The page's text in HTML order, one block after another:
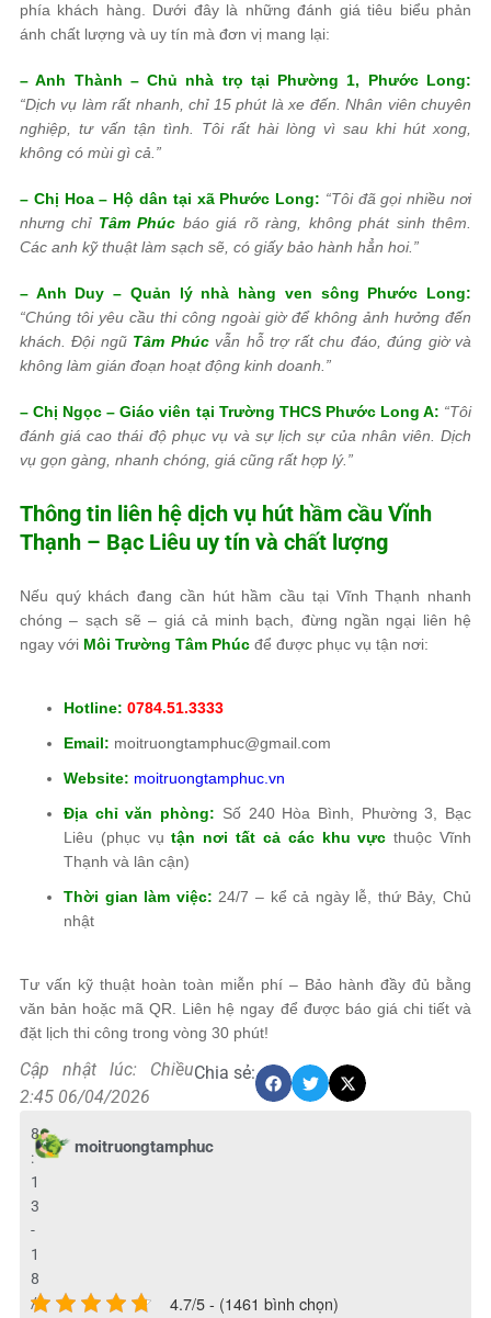
phía khách hàng. Dưới đây là những đánh giá tiêu biểu phản
ánh chất lượng và uy tín mà đơn vị mang lại:
– Anh Thành – Chủ nhà trọ tại Phường 1, Phước Long:
“Dịch vụ làm rất nhanh, chỉ 15 phút là xe đến. Nhân viên chuyên
nghiệp, tư vấn tận tình. Tôi rất hài lòng vì sau khi hút xong,
không có mùi gì cả.”
– Chị Hoa – Hộ dân tại xã Phước Long: “Tôi đã gọi nhiều nơi
nhưng chỉ Tâm Phúc báo giá rõ ràng, không phát sinh thêm.
Các anh kỹ thuật làm sạch sẽ, có giấy bảo hành hẳn hoi.”
– Anh Duy – Quản lý nhà hàng ven sông Phước Long:
“Chúng tôi yêu cầu thi công ngoài giờ để không ảnh hưởng đến
khách. Đội ngũ Tâm Phúcvẫn hỗ trợ rất chu đáo, đúng giờ và
không làm gián đoạn hoạt động kinh doanh.”
– Chị Ngọc – Giáo viên tại Trường THCS Phước Long A: “Tôi
đánh giá cao thái độ phục vụ và sự lịch sự của nhân viên. Dịch
vụ gọn gàng, nhanh chóng, giá cũng rất hợp lý.”
Thông tin liên hệ dịch vụ hút hầm cầu Vĩnh
Thạnh – Bạc Liêu uy tín và chất lượng
Nếu quý khách đang cần hút hầm cầu tại Vĩnh Thạnh nhanh
chóng – sạch sẽ – giá cả minh bạch, đừng ngần ngại liên hệ
ngay với Môi Trường Tâm Phúc để được phục vụ tận nơi:
Hotline: 0784.51.3333
Email: moitruongtamphuc@gmail.com
Website: moitruongtamphuc.vn
Địa chỉ văn phòng: Số 240 Hòa Bình, Phường 3, Bạc
Liêu (phục vụtận nơi tất cả các khu vực thuộc Vĩnh
Thạnh và lân cận)
Thời gian làm việc: 24/7 – kể cả ngày lễ, thứ Bảy, Chủ
nhật
Tư vấn kỹ thuật hoàn toàn miễn phí – Bảo hành đầy đủ bằng
văn bản hoặc mã QR. Liên hệ ngay để được báo giá chi tiết và
đặt lịch thi công trong vòng 30 phút!
Cập nhật lúc: Chiều
2:45 06/04/2026
Chia sẻ:
moitruongtamphuc
8
:
1
3
-
1
8
/
4.7/5 - (1461 bình chọn)